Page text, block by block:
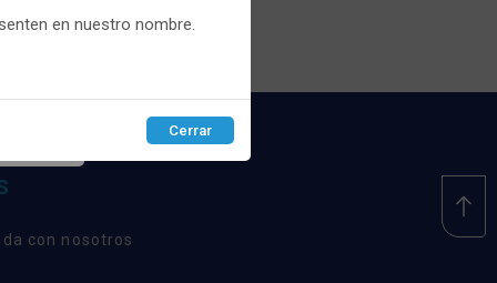
con nosotros
en nuestro nombre.
Cerrar